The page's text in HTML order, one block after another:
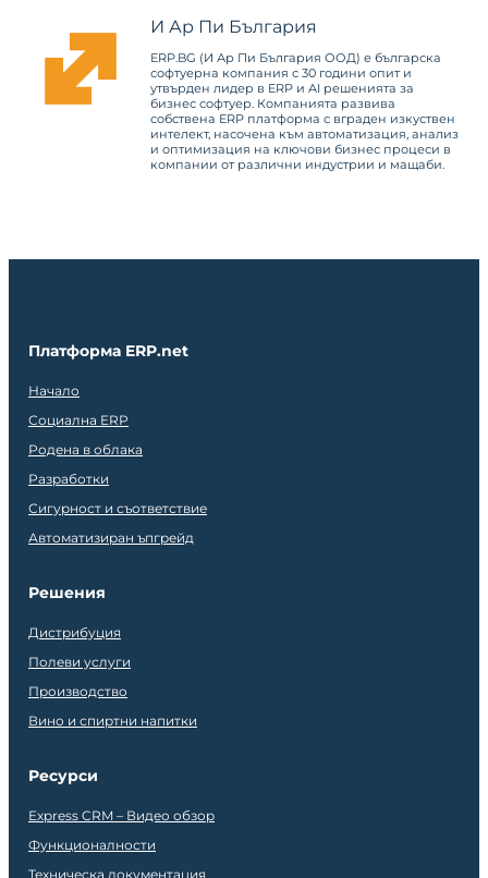
И Ар Пи България
ERP.BG (И Ар Пи България ООД) е българска
софтуерна компания с 30 години опит и
утвърден лидер в ERP и AI решенията за
бизнес софтуер. Компанията развива
собствена ERP платформа с вграден изкуствен
интелект, насочена към автоматизация, анализ
и оптимизация на ключови бизнес процеси в
компании от различни индустрии и мащаби.
Платформа ERP.net
Начало
Социална ERP
Родена в облака
Разработки
Сигурност и съответствие
Автоматизиран ъпгрейд
Решения
Дистрибуция
Полеви услуги
Производство
Вино и спиртни напитки
Ресурси
Express CRM – Видео обзор
Функционалности
Техническа документация